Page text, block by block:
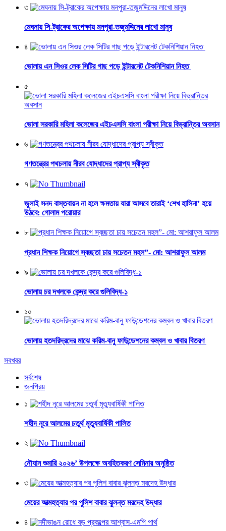
৩
মেঘনায় সি-ট্রাকের অপেক্ষায় মনপুরা-তজুমদ্দিনের লাখো মানুষ
৪
ভোলায় এন সিওর লেক সিটির গাছ পড়ে ইন্টারনেট টেকনিশিয়ান নিহত
৫
ভোলা সরকারি মহিলা কলেজের এইচএসসি বাংলা পরীক্ষা নিয়ে বিভ্রান্তির অবসান
৬
গণতন্ত্রের পথচলায় নীরব যোদ্ধাদের প্রাপ্য স্বীকৃত
৭
জুলাই সনদ বাস্তবায়ন না হলে ক্ষমতায় যারা আসবে তারাই ‘শেখ হাসিনা’ হয়ে
উঠবে: গোলাম পরোয়ার
৮
প্রধান শিক্ষক নিয়োগে স্বচ্ছতা চায় সচেতন মহল”- মো: আশরাফুল আলম
৯
ভোলায় চর দখলকে কেন্দ্র করে গুলিবিদ্ধ-১
১০
ভোলায় হতদরিদ্রদের মাঝে করিম-বানু ফাউন্ডেশনের কম্বল ও খাবার বিতরণ
সবখবর
সর্বশেষ
জনপ্রিয়
১
শহীদ নূরে আলমের চতুর্থ মৃত্যুবার্ষিকী পালিত
২
নৌযান শুমারি ২০২৬’ উপলক্ষে অবহিতকরণ সেমিনার অনুষ্ঠিত
৩
মেয়ের আত্মহত্যার পর পুলিশ বাবার ঝুলন্ত মরদেহ উদ্ধার
৪